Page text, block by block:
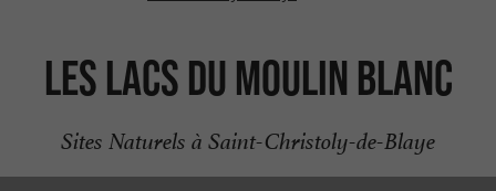
Les Lacs du Moulin Blanc
Sites Naturels à Saint-Christoly-de-Blaye